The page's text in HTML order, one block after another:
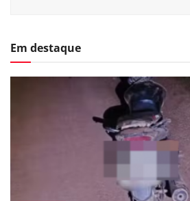
Em destaque